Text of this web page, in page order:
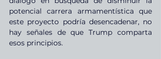
potencial carrera armamentística que
este proyecto podría desencadenar, no
hay señales de que Trump comparta
esos principios.